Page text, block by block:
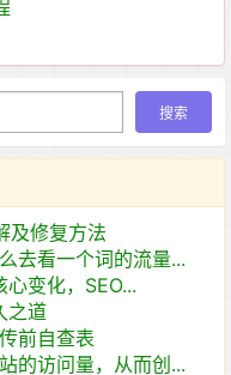
及修复方法
去看一个词的流量...
变化，SEO...
之道
前自查表
的访问量，从而创...